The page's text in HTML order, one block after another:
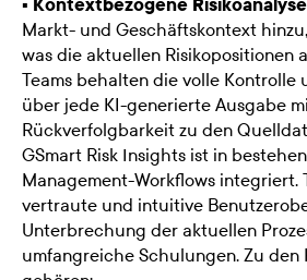
▪ Kontextbezogene Risikoanalyse
Markt- und Geschäftskontext
was die aktuellen Risikopositionen
Teams behalten die volle Kontrolle
über jede KI-generierte Ausgabe
Rückverfolgbarkeit zu den
GSmart Risk Insights ist in
Management-Workflows integriert.
vertraute und intuitive
Unterbrechung der aktuellen
umfangreiche Schulungen. Zu